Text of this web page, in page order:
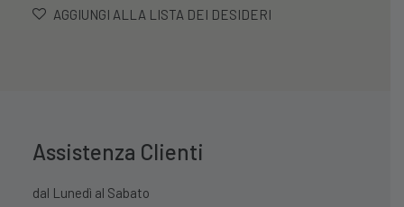
AGGIUNGI ALLA LISTA DEI DESIDERI
Assistenza Clienti
dal Lunedì al Sabato